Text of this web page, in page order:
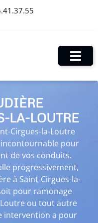
LA-LOUTRE
Cirgues-la-Loutre
pour
de vos conduits.
progressivement,
à Saint-Cirgues-la-
pour ramonage
ou tout autre
intervention a pour